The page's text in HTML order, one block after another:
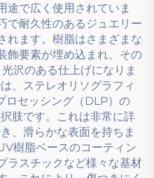
途で広く使用されていま
で耐久性のあるジュエリー
れます。樹脂はさまざまな
飾要素が埋め込まれ、その
沢のある仕上げになりま
、ステレオリソグラフィ
ロセッシング（DLP）の
肢です。これは非常に詳
、滑らかな表面を持ちま
樹脂ベースのコーティン
ラスチックなど様々な基材